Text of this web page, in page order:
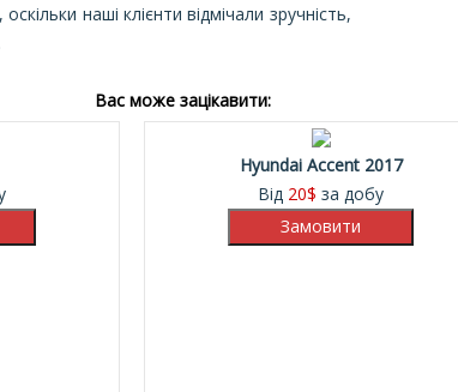
наші клієнти відмічали зручність,
Вас може зацікавити:
Hyundai Accent 2017
Від 20$ за добу